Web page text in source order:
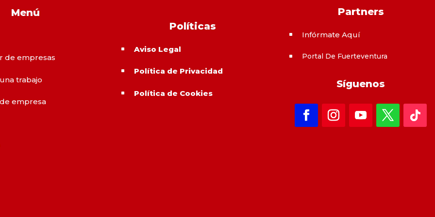
Menú
de empresas
trabajo
empresa
Políticas
^ Aviso Legal
^ Política de Privacidad
^ Política de Cookies
Partners
^ Infórmate Aquí
^ Portal De Fuerteventura
Síguenos